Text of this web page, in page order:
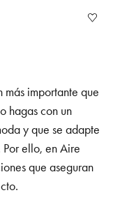
importante que
hagas con un
y que se adapte
ello, en Aire
que aseguran